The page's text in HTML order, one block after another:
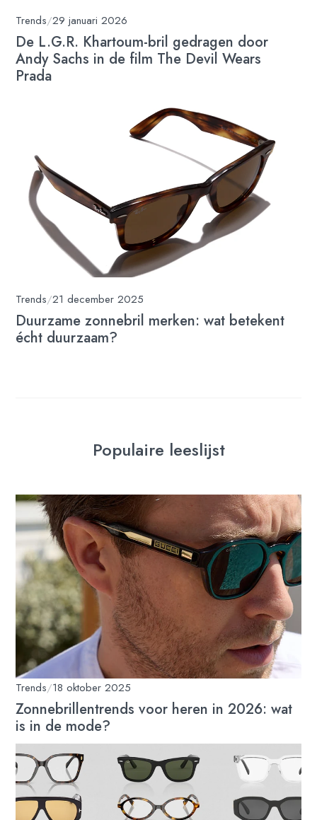
Trends/29 januari 2026
De L.G.R. Khartoum-bril gedragen door
Andy Sachs in de film The Devil Wears
Prada
Trends/21 december 2025
Duurzame zonnebril merken: wat betekent
écht duurzaam?
Populaire leeslijst
Trends/18 oktober 2025
Zonnebrillentrends voor heren in 2026: wat
is in de mode?